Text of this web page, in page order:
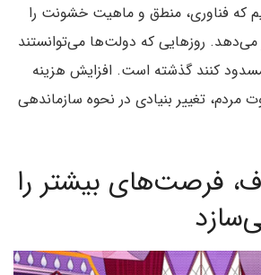
که فناوری، منطق و ماهیت خشونت را
می‌دهد. روزهایی که دولت‌ها می‌توانستند
کنند گذشته است. افزایش هزینه
مردم، تغییر بنیادی در نحوه سازماندهی
فرصت‌های بیشتر را